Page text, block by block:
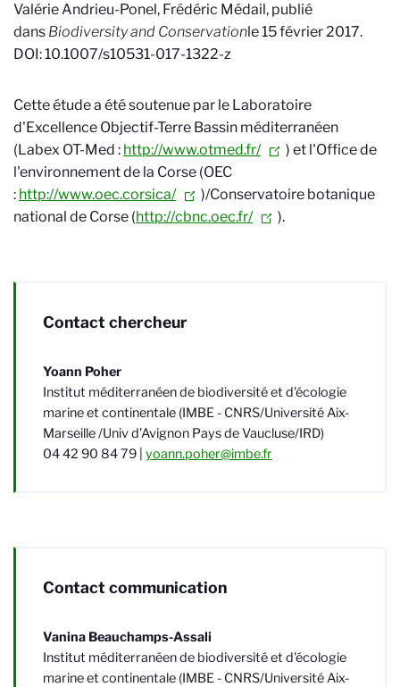
Valérie Andrieu-Ponel, Frédéric Médail, publié
dans Biodiversity and Conservationle 15 février 2017.
DOI: 10.1007/s10531-017-1322-z
Cette étude a été soutenue par le Laboratoire
d'Excellence Objectif-Terre Bassin méditerranéen
(Labex OT-Med : http://www.otmed.fr/
) et l'Office de
l'environnement de la Corse (OEC
: http://www.oec.corsica/
)/Conservatoire botanique
national de Corse (http://cbnc.oec.fr/ ).
Contact chercheur
Yoann Poher
Institut méditerranéen de biodiversité et d'écologie
marine et continentale (IMBE - CNRS/Université Aix-
Marseille /Univ d’Avignon Pays de Vaucluse/IRD)
04 42 90 84 79 | yoann.poher@imbe.fr
Contact communication
Vanina Beauchamps-Assali
Institut méditerranéen de biodiversité et d'écologie
marine et continentale (IMBE - CNRS/Université Aix-